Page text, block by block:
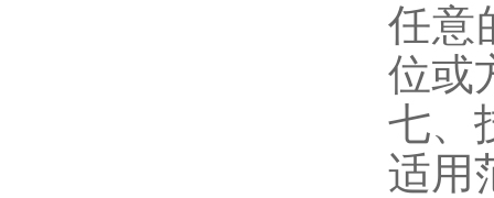
任意
位或
七、
适用